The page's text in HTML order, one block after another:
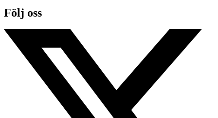
Följ oss